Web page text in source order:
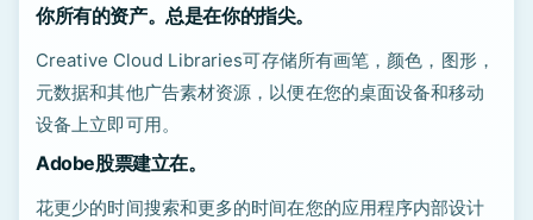
你所有的资产。总是在你的指尖。
Creative Cloud Libraries可存储所有画笔，颜色，图形，
元数据和其他广告素材资源，以便在您的桌面设备和移动
设备上立即可用。
Adobe股票建立在。
花更少的时间搜索和更多的时间在您的应用程序内部设计